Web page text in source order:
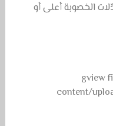
الخصوبة أعلى أو
[gview
content/